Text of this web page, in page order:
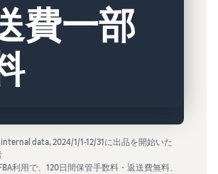
費一部
data, 2024/1/1-12/31に出品を開始いた
利用で、120日間保管手数料・返送費無料、